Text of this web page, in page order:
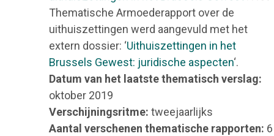
Thematische Armoederapport over de
uithuiszettingen werd aangevuld met het
extern dossier: ‘Uithuiszettingen in het
Brussels Gewest: juridische aspecten‘.
Datum van het laatste thematisch verslag:
oktober 2019
Verschijningsritme: tweejaarlijks
Aantal verschenen thematische rapporten: 6